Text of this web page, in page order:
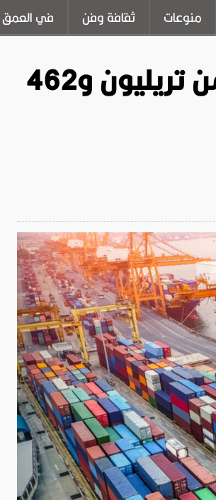
منوعات ثقافة وفن في العمق
ارتفاع إيرادات الكمارك إلى أكثر من تريليون و462